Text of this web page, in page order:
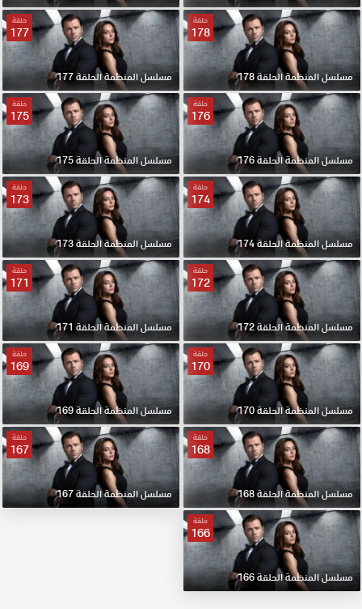
حلقة
178
مسلسل المنظمة الحلقة 178
حلقة
177
مسلسل المنظمة الحلقة 177
حلقة
176
مسلسل المنظمة الحلقة 176
حلقة
175
مسلسل المنظمة الحلقة 175
حلقة
174
مسلسل المنظمة الحلقة 174
حلقة
173
مسلسل المنظمة الحلقة 173
حلقة
172
مسلسل المنظمة الحلقة 172
حلقة
171
مسلسل المنظمة الحلقة 171
حلقة
170
مسلسل المنظمة الحلقة 170
حلقة
169
مسلسل المنظمة الحلقة 169
حلقة
168
مسلسل المنظمة الحلقة 168
حلقة
167
مسلسل المنظمة الحلقة 167
حلقة
166
مسلسل المنظمة الحلقة 166